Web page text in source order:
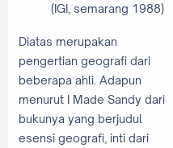
(IGI, semarang 1988)
Diatas merupakan
pengertian geografi dari
beberapa ahli. Adapun
menurut I Made Sandy dari
bukunya yang berjudul
esensi geografi, inti dari